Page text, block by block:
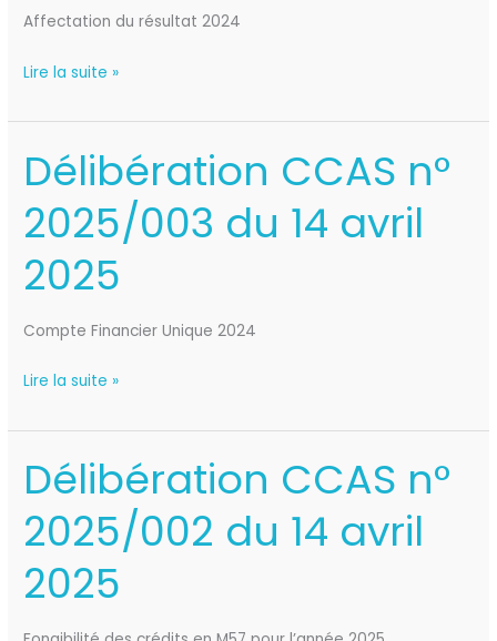
Affectation du résultat 2024
avril
Lire la suite »
Délibération CCAS n°
2025/003 du 14 avril
2025
Compte Financier Unique 2024
Délibération
CCAS
n°
2025/003
du
14
avril
Lire la suite »
Délibération CCAS n°
2025/002 du 14 avril
2025
Délibération
CCAS
n°
2025/002
du
14
avril